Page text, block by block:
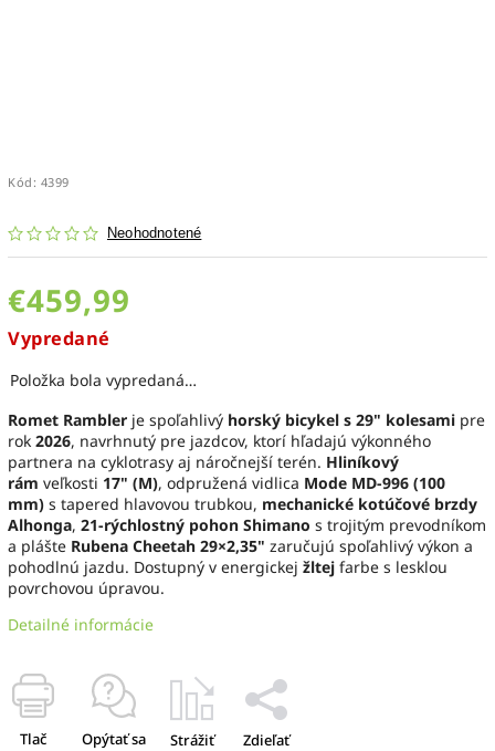
Kód: 4399
Neohodnotené
€459,99
Vypredané
Položka bola vypredaná…
Romet Rambler je spoľahlivý horský bicykel s 29" kolesami pre
rok 2026, navrhnutý pre jazdcov, ktorí hľadajú výkonného
partnera na cyklotrasy aj náročnejší terén. Hliníkový
rám veľkosti 17" (M), odpružená vidlica Mode MD-996 (100
mm) s tapered hlavovou trubkou, mechanické kotúčové brzdy
Alhonga, 21-rýchlostný pohon Shimano s trojitým prevodníkom
a plášte Rubena Cheetah 29×2,35" zaručujú spoľahlivý výkon a
pohodlnú jazdu. Dostupný v energickej žltej farbe s lesklou
povrchovou úpravou.
Detailné informácie
Tlač Opýtať sa Strážiť Zdieľať